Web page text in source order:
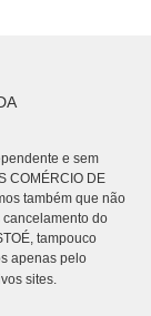
e sem
COMÉRCIO DE
também que não
do
tampouco
apenas pelo
sites.